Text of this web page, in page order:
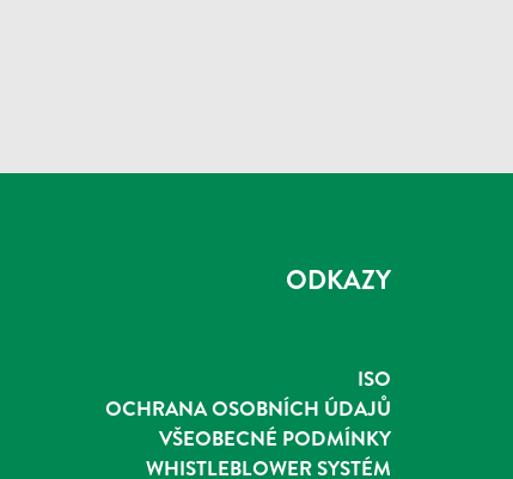
ODKAZY
ISO
OCHRANA OSOBNÍCH ÚDAJŮ
VŠEOBECNÉ PODMÍNKY
WHISTLEBLOWER SYSTÉM